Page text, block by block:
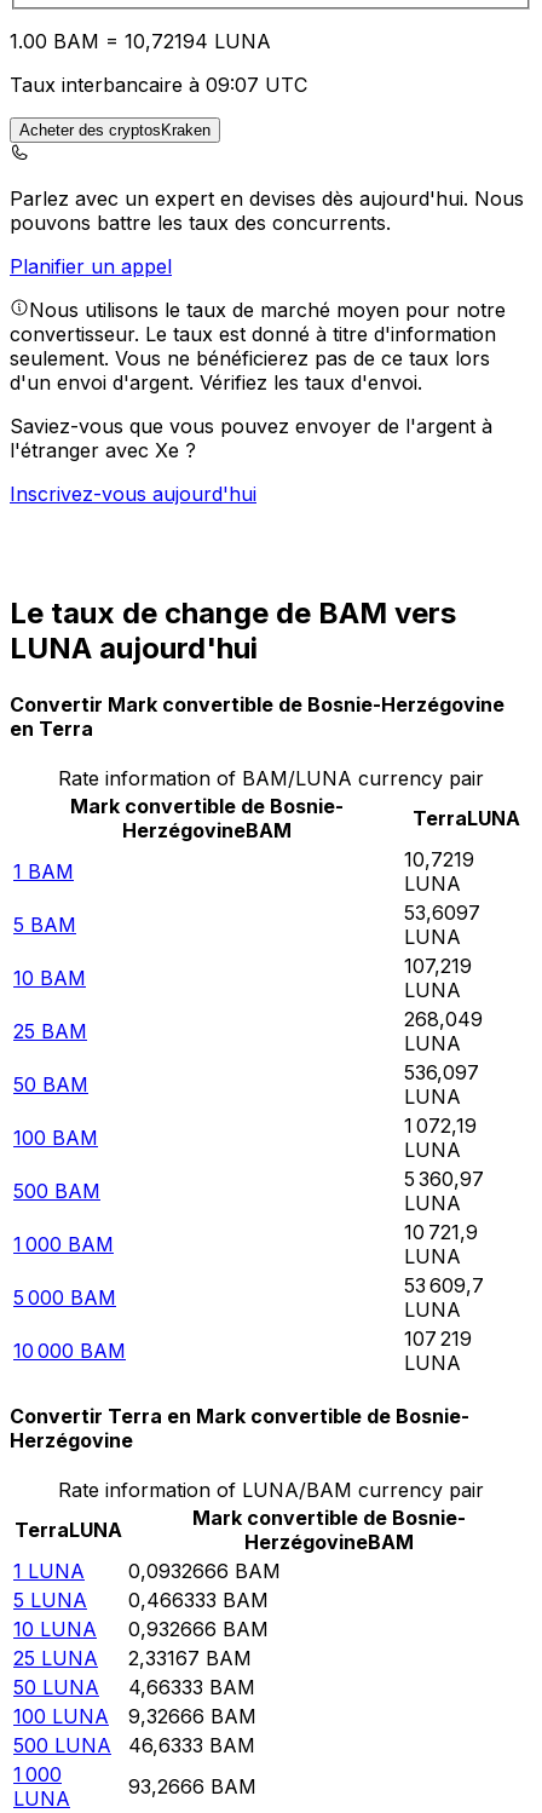
1.00 BAM = 10,72194 LUNA
Taux interbancaire à 09:07 UTC
Acheter des cryptosKraken
Parlez avec un expert en devises dès aujourd'hui. Nous
pouvons battre les taux des concurrents.
Planifier un appel
Nous utilisons le taux de marché moyen pour notre
convertisseur. Le taux est donné à titre d'information
seulement. Vous ne bénéficierez pas de ce taux lors
d'un envoi d'argent. Vérifiez les taux d'envoi.
Saviez-vous que vous pouvez envoyer de l'argent à
l'étranger avec Xe ?
Inscrivez-vous aujourd'hui
Le taux de change de BAM vers
LUNA aujourd'hui
Convertir Mark convertible de Bosnie-Herzégovine
en Terra
Rate information of BAM/LUNA currency pair
Mark convertible de Bosnie-
HerzégovineBAM TerraLUNA
1 BAM
10,7219
LUNA
5 BAM
53,6097
LUNA
10 BAM
107,219
LUNA
25 BAM
268,049
LUNA
50 BAM
536,097
LUNA
100 BAM
1 072,19
LUNA
500 BAM
5 360,97
LUNA
1 000 BAM
10 721,9
LUNA
5 000 BAM
53 609,7
LUNA
10 000 BAM
107 219
LUNA
Convertir Terra en Mark convertible de Bosnie-
Herzégovine
Rate information of LUNA/BAM currency pair
TerraLUNA
Mark convertible de Bosnie-
HerzégovineBAM
1 LUNA 0,0932666 BAM
5 LUNA 0,466333 BAM
10 LUNA 0,932666 BAM
25 LUNA 2,33167 BAM
50 LUNA 4,66333 BAM
100 LUNA 9,32666 BAM
500 LUNA 46,6333 BAM
1 000
LUNA
93,2666 BAM